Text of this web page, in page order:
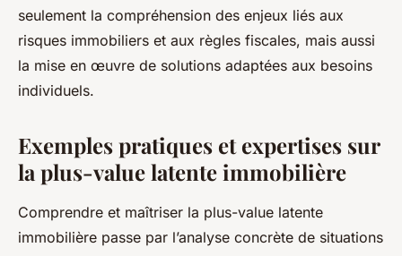
seulement la compréhension des enjeux liés aux
risques immobiliers et aux règles fiscales, mais aussi
la mise en œuvre de solutions adaptées aux besoins
individuels.
Exemples pratiques et expertises sur
la plus-value latente immobilière
Comprendre et maîtriser la plus-value latente
immobilière passe par l’analyse concrète de situations